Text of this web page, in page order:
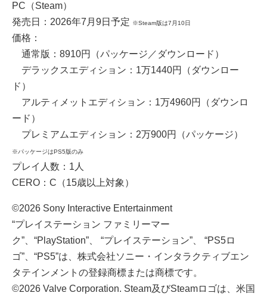
PC（Steam）
発売日：2026年7月9日予定 ※Steam版は7月10日
価格：
通常版：8910円（パッケージ／ダウンロード）
デラックスエディション：1万1440円（ダウンロー
ド）
アルティメットエディション：1万4960円（ダウンロ
ード）
プレミアムエディション：2万900円（パッケージ）
※パッケージはPS5版のみ
プレイ人数：1人
CERO：C（15歳以上対象）
©2026 Sony Interactive Entertainment
“プレイステーション ファミリーマー
ク”、“PlayStation”、 “プレイステーション”、 “PS5ロ
ゴ”、“PS5”は、株式会社ソニー・インタラクティブエン
タテインメントの登録商標または商標です。
©2026 Valve Corporation. Steam及びSteamロゴは、米国